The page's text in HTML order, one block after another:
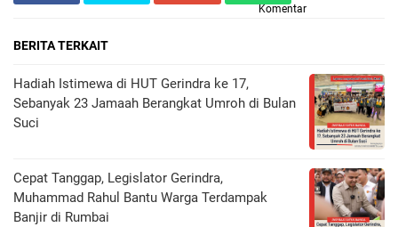
Komentar
BERITA TERKAIT
Hadiah Istimewa di HUT Gerindra ke 17,
Sebanyak 23 Jamaah Berangkat Umroh di Bulan
Suci
Cepat Tanggap, Legislator Gerindra,
Muhammad Rahul Bantu Warga Terdampak
Banjir di Rumbai